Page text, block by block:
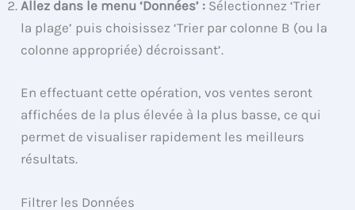
Allez dans le menu ‘Données’ : Sélectionnez ‘Trier
la plage’ puis choisissez ‘Trier par colonne B (ou la
colonne appropriée) décroissant’.
En effectuant cette opération, vos ventes seront
affichées de la plus élevée à la plus basse, ce qui
permet de visualiser rapidement les meilleurs
résultats.
Filtrer les Données